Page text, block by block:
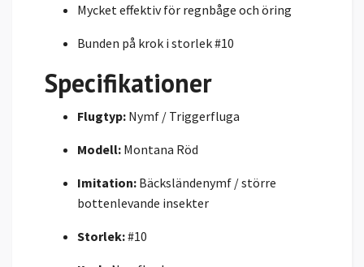
Mycket effektiv för regnbåge och öring
Bunden på krok i storlek #10
Specifikationer
Flugtyp: Nymf / Triggerfluga
Modell: Montana Röd
Imitation: Bäcksländenymf / större
bottenlevande insekter
Storlek:#10